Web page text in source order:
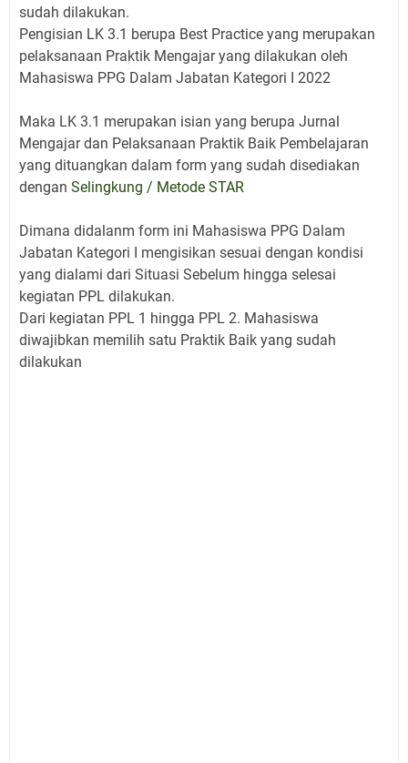
sudah dilakukan.
Pengisian LK 3.1 berupa Best Practice yang merupakan
pelaksanaan Praktik Mengajar yang dilakukan oleh
Mahasiswa PPG Dalam Jabatan Kategori I 2022
Maka LK 3.1 merupakan isian yang berupa Jurnal
Mengajar dan Pelaksanaan Praktik Baik Pembelajaran
yang dituangkan dalam form yang sudah disediakan
dengan Selingkung / Metode STAR
Dimana didalanm form ini Mahasiswa PPG Dalam
Jabatan Kategori I mengisikan sesuai dengan kondisi
yang dialami dari Situasi Sebelum hingga selesai
kegiatan PPL dilakukan.
Dari kegiatan PPL 1 hingga PPL 2. Mahasiswa
diwajibkan memilih satu Praktik Baik yang sudah
dilakukan